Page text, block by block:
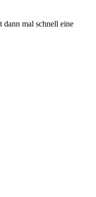
dann mal schnell eine